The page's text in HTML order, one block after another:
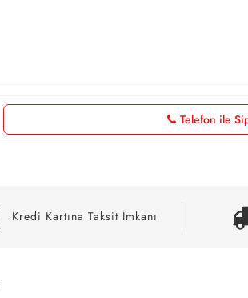
Telefon ile
Kredi Kartına Taksit İmkanı